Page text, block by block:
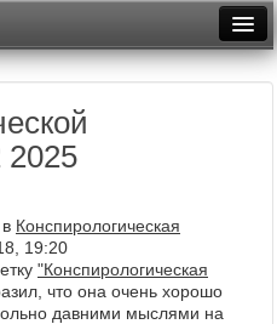
2025
в Конспирологическая
19:20
"Конспирологическая
что она очень хорошо
давними мыслями на